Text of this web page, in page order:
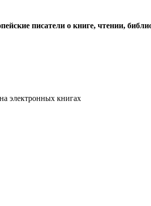
писатели о книге, чтении,
электронных книгах